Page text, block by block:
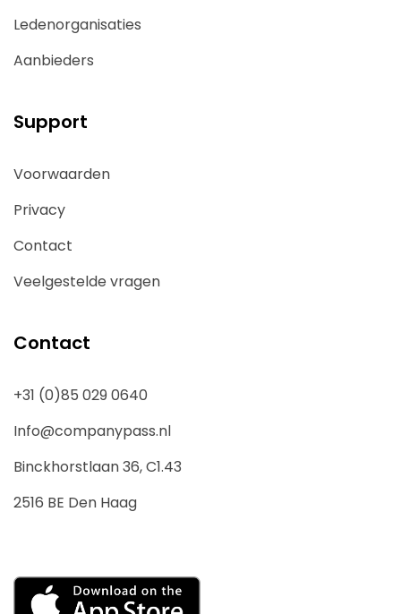
Ledenorganisaties
Aanbieders
Support
Voorwaarden
Privacy
Contact
Veelgestelde vragen
Contact
+31 (0)85 029 0640
Info@companypass.nl
Binckhorstlaan 36, C1.43
2516 BE Den Haag